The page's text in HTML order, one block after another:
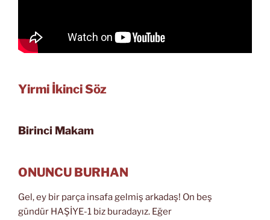
Yirmi İkinci Söz
Birinci Makam
ONUNCU BURHAN
Gel, ey bir parça insafa gelmiş arkadaş! On beş
gündür HAŞİYE-1 biz buradayız. Eğer